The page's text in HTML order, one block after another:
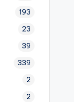
193
23
39
339
2
2